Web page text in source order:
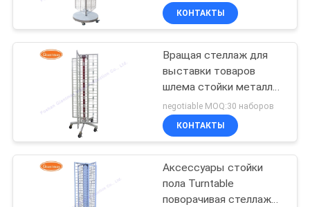
Вращаясь стеллаж
для выставки
товаров
22
КОНТАКТЫ
Вращая стеллаж для
выставки товаров
шлема стойки металла
360 закручивая
negotiable MOQ:30 наборов
КОНТАКТЫ
Аксессуары стойки
пола Turntable
поворачивая стеллаж